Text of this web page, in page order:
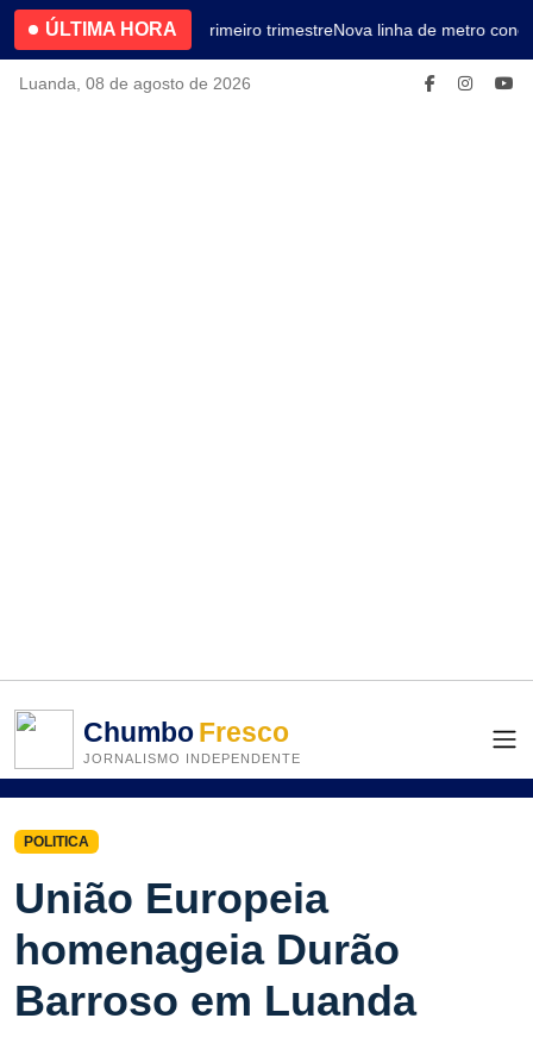
ÚLTIMA HORA4.2% no primeiro trimestreNova linha de metro
Luanda, 08 de agosto de 2026
ChumboFresco
JORNALISMO INDEPENDENTE
POLITICA
União Europeia
homenageia Durão
Barroso em Luanda